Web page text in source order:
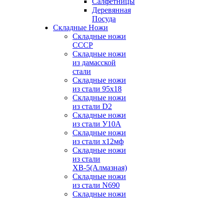
Деревянная
Посуда
Складные Ножи
Cкладные ножи
СССР
Складные ножи
из дамасской
стали
Складные ножи
из стали 95х18
Складные ножи
из стали D2
Складные ножи
из стали У10А
Складные ножи
из стали х12мф
Складные ножи
из стали
ХВ-5(Алмазная)
Складные ножи
из стали N690
Складные ножи